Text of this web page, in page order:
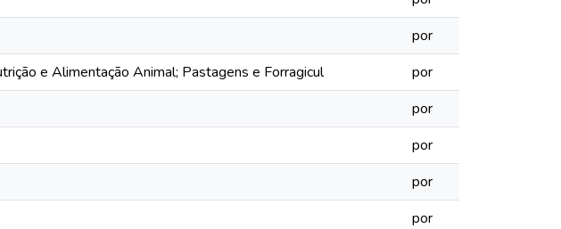
por
e Alimentação Animal; Pastagens e Forragicul
por
por
por
por
por